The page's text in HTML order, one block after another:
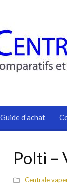
Guide d’achat
Polti –
Centrale